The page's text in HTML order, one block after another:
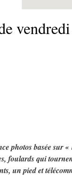
vendredi
photos basée sur
foulards qui
un pied et